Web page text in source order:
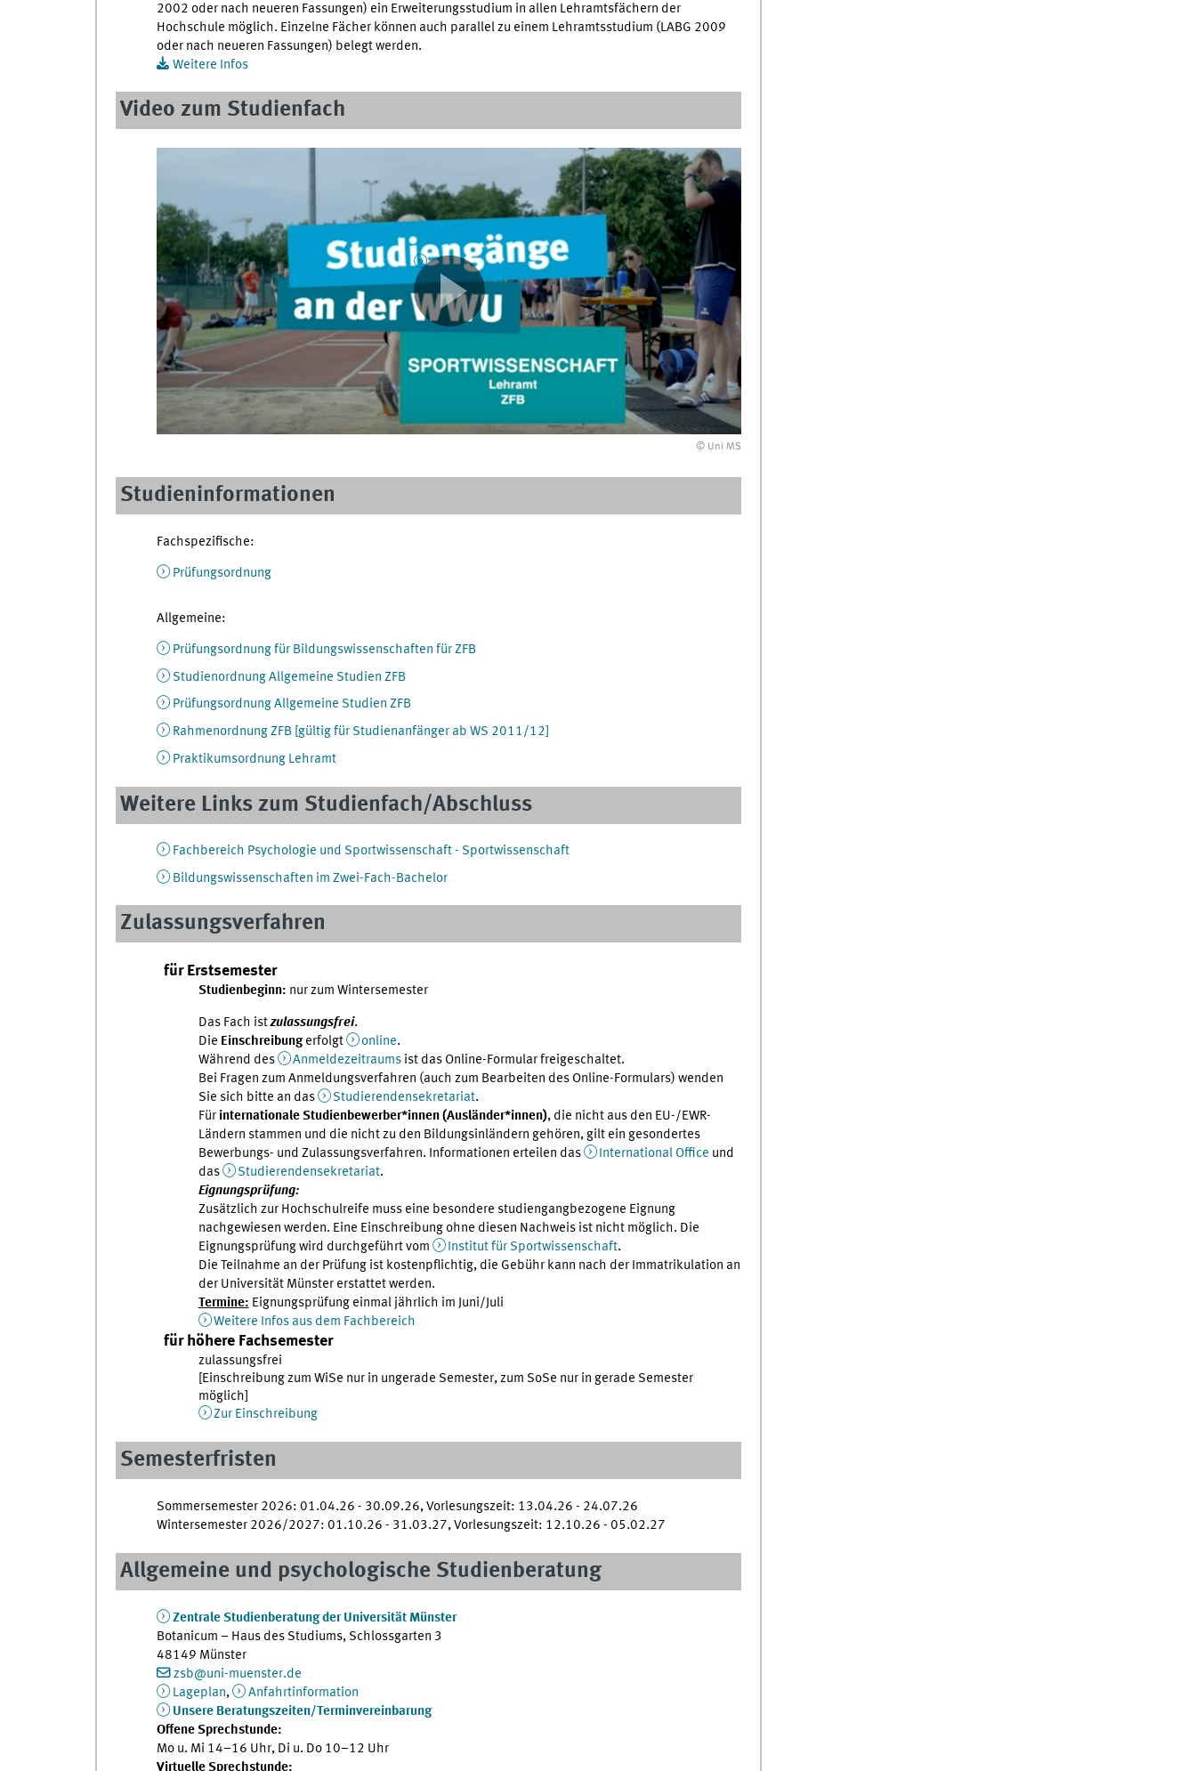
2002 oder nach neueren Fassungen) ein Erweiterungsstudium in allen Lehramtsfächern der
Hochschule möglich. Einzelne Fächer können auch parallel zu einem Lehramtsstudium (LABG 2009
oder nach neueren Fassungen) belegt werden.
Weitere Infos
Video zum Studienfach
© Uni MS
Studieninformationen
Fachspezifische:
Prüfungsordnung
Allgemeine:
Prüfungsordnung für Bildungswissenschaften für ZFB
Studienordnung Allgemeine Studien ZFB
Prüfungsordnung Allgemeine Studien ZFB
Rahmenordnung ZFB [gültig für Studienanfänger ab WS 2011/12]
Praktikumsordnung Lehramt
Weitere Links zum Studienfach/Abschluss
Fachbereich Psychologie und Sportwissenschaft - Sportwissenschaft
Bildungswissenschaften im Zwei-Fach-Bachelor
Zulassungsverfahren
für Erstsemester
Studienbeginn: nur zum Wintersemester
Das Fach istzulassungsfrei.
Die Einschreibungerfolgt online.
Während des
Anmeldezeitraums ist das Online-Formular freigeschaltet.
Bei Fragen zum Anmeldungsverfahren (auch zum Bearbeiten des Online-Formulars) wenden
Sie sich bitte an das
Studierendensekretariat.
Für internationale Studienbewerber*innen (Ausländer*innen), die nicht aus den EU-/EWR-
Ländern stammen und die nicht zu den Bildungsinländern gehören, gilt ein gesondertes
Bewerbungs- und Zulassungsverfahren. Informationen erteilen das
International Office und
das
Studierendensekretariat.
Eignungsprüfung:
Zusätzlich zur Hochschulreife muss eine besondere studiengangbezogene Eignung
nachgewiesen werden. Eine Einschreibung ohne diesen Nachweis ist nicht möglich. Die
Eignungsprüfung wird durchgeführt vom
Institut für Sportwissenschaft.
Die Teilnahme an der Prüfung ist kostenpflichtig, die Gebühr kann nach der Immatrikulation an
der Universität Münster erstattet werden.
Termine: Eignungsprüfung einmal jährlich im Juni/Juli
Weitere Infos aus dem Fachbereich
für höhere Fachsemester
zulassungsfrei
[Einschreibung zum WiSe nur in ungerade Semester, zum SoSe nur in gerade Semester
möglich]
Zur Einschreibung
Semesterfristen
Sommersemester 2026: 01.04.26 - 30.09.26, Vorlesungszeit: 13.04.26 - 24.07.26
Wintersemester 2026/2027: 01.10.26 - 31.03.27, Vorlesungszeit: 12.10.26 - 05.02.27
Allgemeine und psychologische Studienberatung
Zentrale Studienberatung der Universität Münster
Botanicum – Haus des Studiums, Schlossgarten 3
48149 Münster
zsb@uni-muenster.de
Lageplan,
Anfahrtinformation
Unsere Beratungszeiten/Terminvereinbarung
Offene Sprechstunde:
Mo u. Mi 14–16 Uhr, Di u. Do 10–12 Uhr
Virtuelle Sprechstunde: